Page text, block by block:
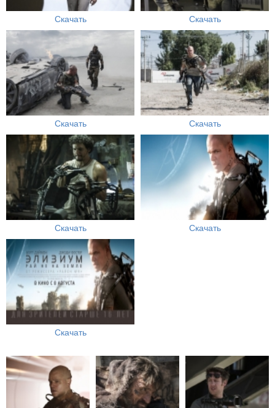
Скачать Скачать
Скачать Скачать
Скачать Скачать
Скачать